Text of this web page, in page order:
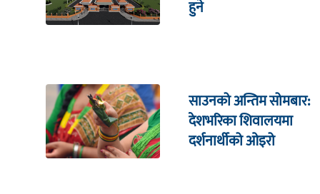
हुने
साउनको अन्तिम सोमबार:
देशभरिका शिवालयमा
दर्शनार्थीको ओइरो